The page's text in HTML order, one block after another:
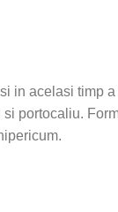
in acelasi timp
portocaliu.